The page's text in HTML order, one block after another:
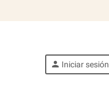
person Iniciar sesión